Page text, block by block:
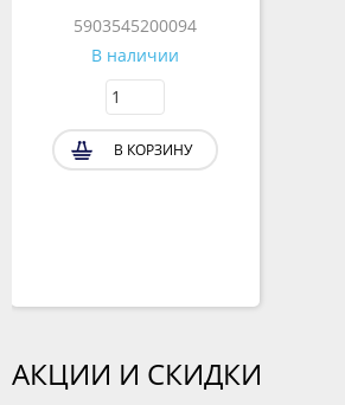
5903545200094
В наличии
В КОРЗИНУ
АКЦИИ И СКИДКИ